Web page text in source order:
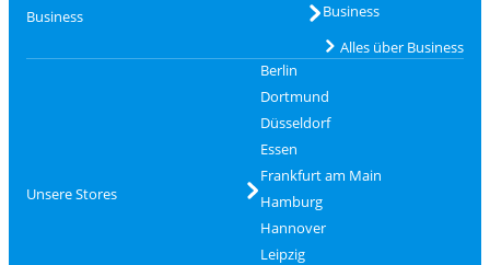
Business
Business
Alles über Business
Unsere Stores
Berlin
Dortmund
Düsseldorf
Essen
Frankfurt am Main
Hamburg
Hannover
Leipzig